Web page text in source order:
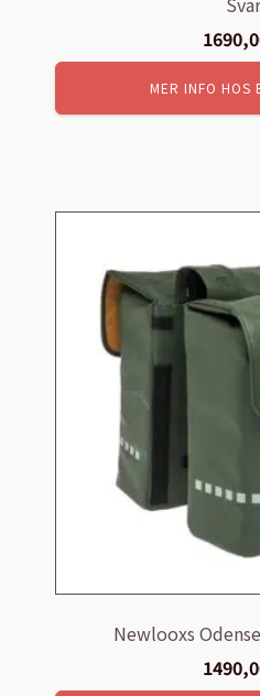
MER INFO HOS
Newlooxs